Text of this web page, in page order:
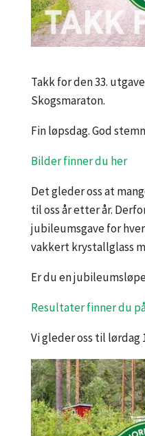
Takk for den 33.
Skogsmaraton.
Fin løpsdag. God
Bilder finner du her
Det gleder oss at
til oss år etter år.
jubileumsgave for
vakkert krystallglass
Er du en
Resultater finner du på
Vi gleder oss til lørdag